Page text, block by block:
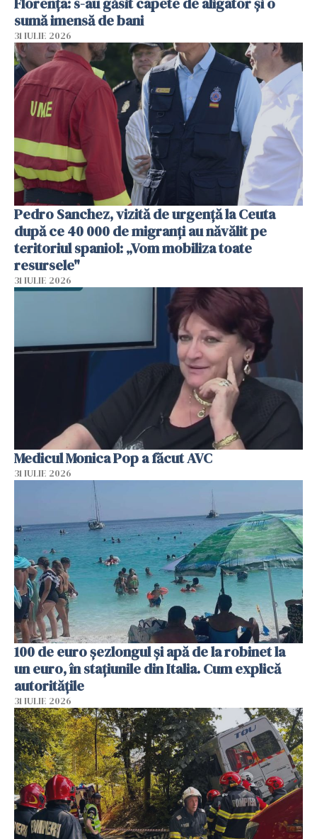
sumă imensă de bani
31 IULIE 2026
Pedro Sanchez, vizită de urgență la Ceuta
după ce 40 000 de migranți au năvălit pe
teritoriul spaniol: „Vom mobiliza toate
resursele"
31 IULIE 2026
Medicul Monica Pop a făcut AVC
31 IULIE 2026
100 de euro șezlongul și apă de la robinet la
un euro, în stațiunile din Italia. Cum explică
autoritățile
31 IULIE 2026